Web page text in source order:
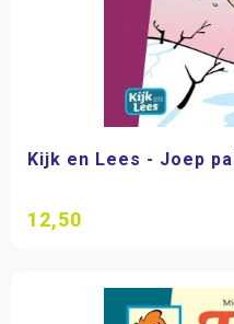
Kijk en Lees - Joep
12,50